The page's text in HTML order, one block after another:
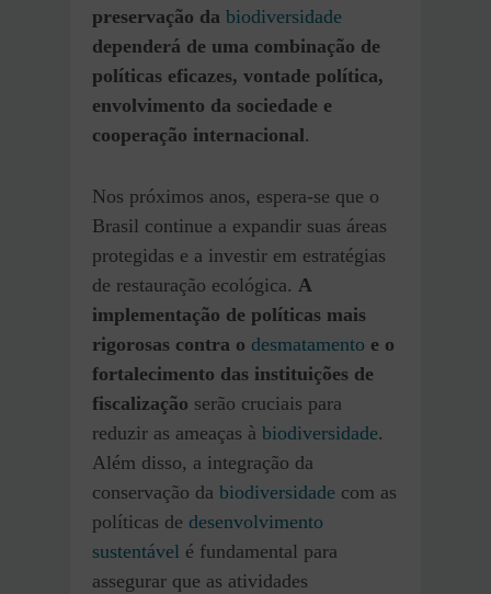
preservação da biodiversidade
dependerá de uma combinação de
políticas eficazes, vontade política,
envolvimento da sociedade e
cooperação internacional.
Nos próximos anos, espera-se que o
Brasil continue a expandir suas áreas
protegidas e a investir em estratégias
de restauração ecológica. A
implementação de políticas mais
rigorosas contra o desmatamento e o
fortalecimento das instituições de
fiscalização serão cruciais para
reduzir as ameaças à biodiversidade.
Além disso, a integração da
conservação da biodiversidade com as
políticas de desenvolvimento
sustentável é fundamental para
assegurar que as atividades